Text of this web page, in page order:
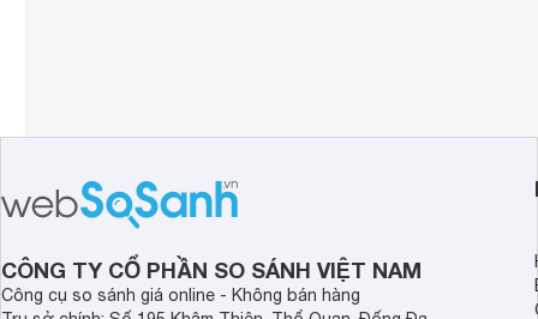
CÔNG TY CỔ PHẦN SO SÁNH VIỆT NAM
Công cụ so sánh giá online - Không bán hàng